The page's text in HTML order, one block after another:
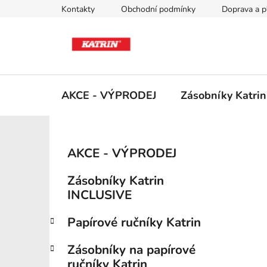
Kontakty Obchodní podmínky Doprava a
AKCE - VÝPRODEJ Zásobníky Katrin
a
n
Přeskočit
kategorie
r
e
AKCE - VÝPRODEJ
Zásobníky Katrin
INCLUSIVE
Papírové ručníky Katrin
Zásobníky na papírové